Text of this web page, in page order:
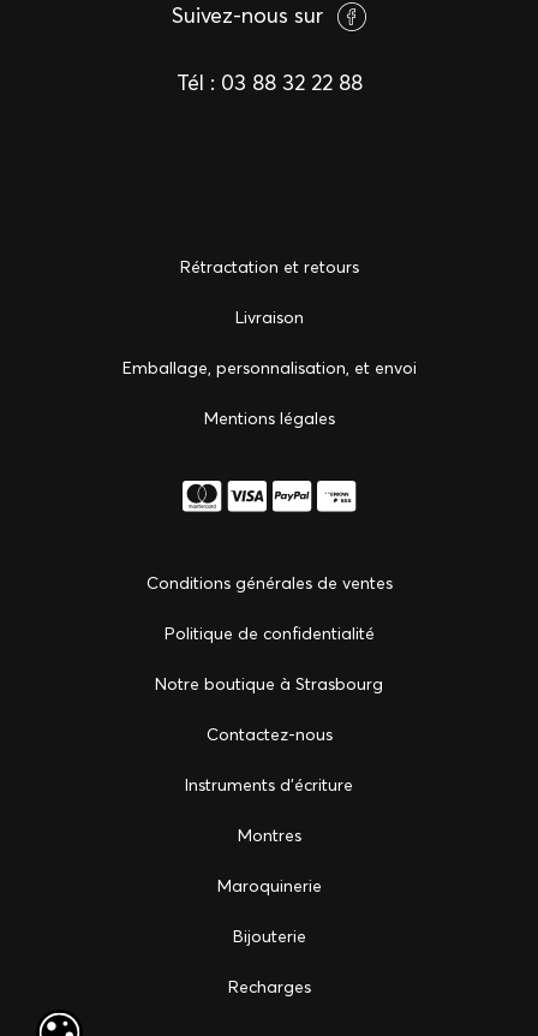
Suivez-nous sur
Tél : 03 88 32 22 88
Rétractation et retours
Livraison
Emballage, personnalisation, et envoi
Mentions légales
Conditions générales de ventes
Politique de confidentialité
Notre boutique à Strasbourg
Сontactez-nous
Instruments d'écriture
Montres
Maroquinerie
Bijouterie
Recharges